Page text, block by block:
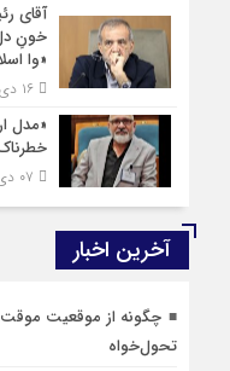
آقای
خونِ
«وا
۱۶ دی ۱۴۰۴ - ۱۶:۵۷
«مدل
آخرین اخبار
چگونه از موقعیت موقت،
تحول‌خواه